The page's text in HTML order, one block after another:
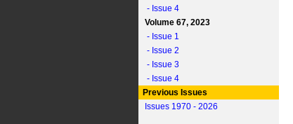
- Issue 4
Volume 67, 2023
- Issue 1
- Issue 2
- Issue 3
- Issue 4
Previous Issues
Issues 1970 - 2026